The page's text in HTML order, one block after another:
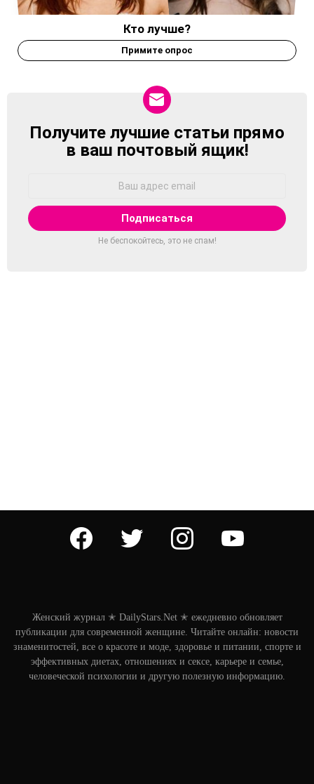
Кто лучше?
Примите опрос
NEWSLETTER
Получите лучшие статьи прямо
в ваш почтовый ящик!
Не беспокойтесь, это не спам!
facebook twitter instagram
Женский журнал ✭ DailyStars.Net ✭ ежедневно обновляет
публикации для современной женщине. Читайте онлайн: новости
знаменитостей, все о красоте и моде, здоровье и питании, спорте и
эффективных диетах, отношениях и сексе, карьере и семье,
человеческой психологии и другую полезную информацию.